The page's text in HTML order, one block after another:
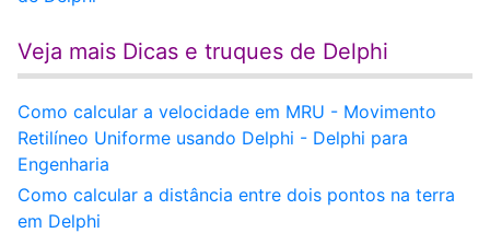
Veja mais Dicas e truques de Delphi
Como calcular a velocidade em MRU - Movimento
Retilíneo Uniforme usando Delphi - Delphi para
Engenharia
Como calcular a distância entre dois pontos na terra
em Delphi